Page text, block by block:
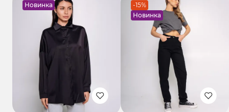
Новинка
-15%
Новинка